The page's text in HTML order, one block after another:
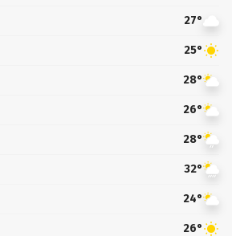
27°
25°
28°
26°
28°
32°
24°
26°